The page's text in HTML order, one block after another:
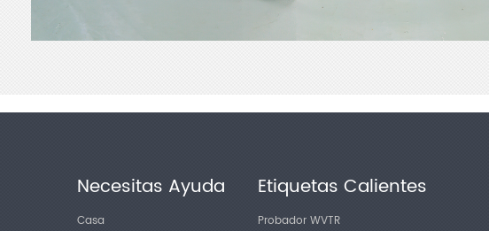
Necesitas Ayuda
Casa
Etiquetas Calientes
Probador WVTR